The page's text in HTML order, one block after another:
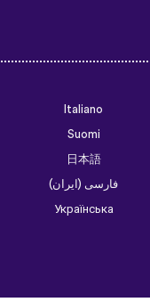
Italiano
Suomi
日本語
فارسی (ایران)
Українська